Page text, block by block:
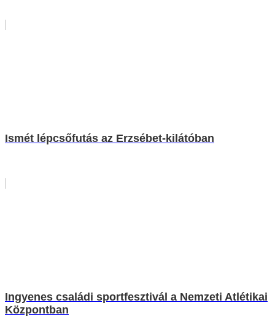
Ismét lépcsőfutás az Erzsébet-kilátóban
Ingyenes családi sportfesztivál a Nemzeti Atlétikai
Központban